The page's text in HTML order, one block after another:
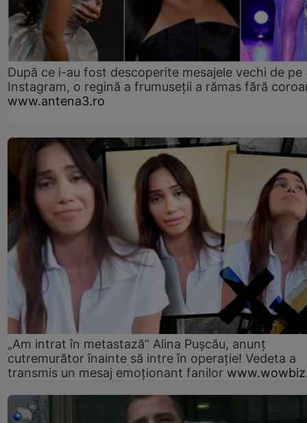
După ce i-au fost descoperite mesajele vechi de pe
Instagram, o regină a frumuseții a rămas fără
www.antena3.ro
„Am intrat în metastază” Alina Pușcău, anunț
cutremurător înainte să intre în operație! Vedeta a
transmis un mesaj emoționant fanilor